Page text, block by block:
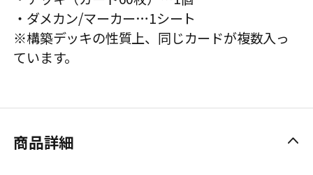
・ダメカン/マーカー…1シート
※構築デッキの性質上、同じカードが複数入っ
ています。
商品詳細